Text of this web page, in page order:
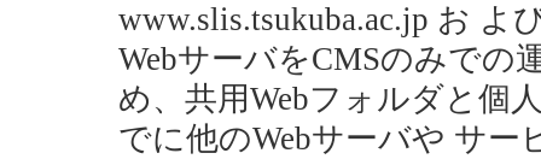
www.slis.tsukuba.ac.jp お よ
WebサーバをCMSのみでの
め、共用Webフォルダと個
でに他のWebサーバや サ